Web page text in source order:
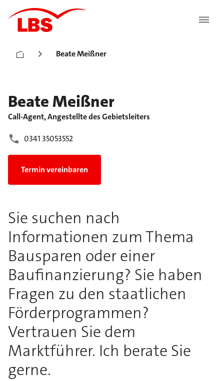
Beate Meißner
BeateMeißner
Call-Agent, Angestellte des Gebietsleiters
0341 35053552
Termin vereinbaren
Sie suchen nach
Informationen zum Thema
Bausparen oder einer
Baufinanzierung? Sie haben
Fragen zu den staatlichen
Förderprogrammen?
Vertrauen Sie dem
Marktführer. Ich berate Sie
gerne.